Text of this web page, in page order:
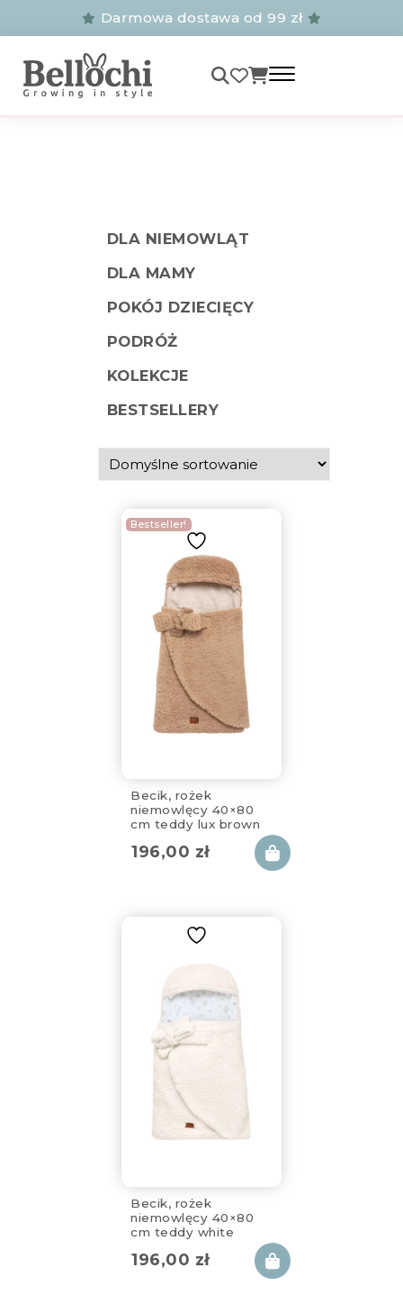
Darmowa dostawa od 99 zł
DLA NIEMOWLĄT
DLA MAMY
POKÓJ DZIECIĘCY
PODRÓŻ
KOLEKCJE
BESTSELLERY
Bestseller!
Becik, rożek
niemowlęcy 40×80
cm teddy lux brown
196,00 zł
Becik, rożek
niemowlęcy 40×80
cm teddy white
196,00 zł